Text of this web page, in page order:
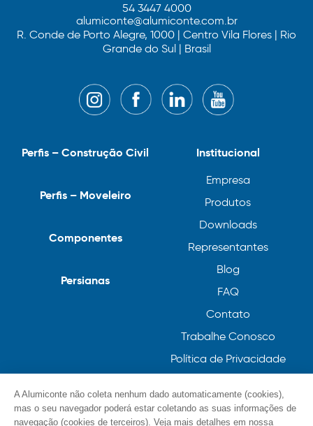
54 3447 4000
alumiconte@alumiconte.com.br
R. Conde de Porto Alegre, 1000 | Centro Vila Flores | Rio
Grande do Sul | Brasil
Institucional
Empresa
Produtos
Downloads
Representantes
Blog
FAQ
Contato
Trabalhe Conosco
Política de Privacidade
Perfis – Construção Civil
Perfis – Moveleiro
Componentes
Persianas
A Alumiconte não coleta nenhum dado automaticamente (cookies),
mas o seu navegador poderá estar coletando as suas informações de
navegação (cookies de terceiros). Veja mais detalhes em nossa